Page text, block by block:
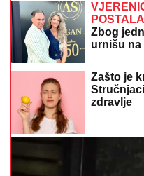
Zbog
urnišu na
Zašto je
zdravlje